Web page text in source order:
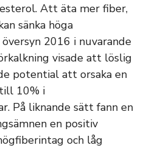
Att äta mer fiber,
sänka höga
2016 i nuvarande
visade att löslig
potential att orsaka en
10% i
På liknande sätt fann en
en positiv
och låg